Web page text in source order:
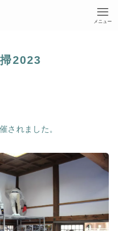
メニュー
2023
されました。